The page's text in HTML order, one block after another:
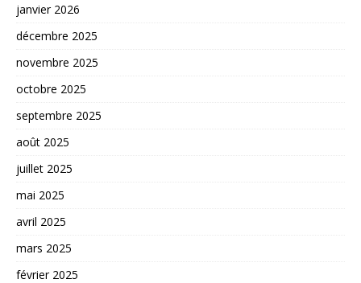
janvier 2026
décembre 2025
novembre 2025
octobre 2025
septembre 2025
août 2025
juillet 2025
mai 2025
avril 2025
mars 2025
février 2025